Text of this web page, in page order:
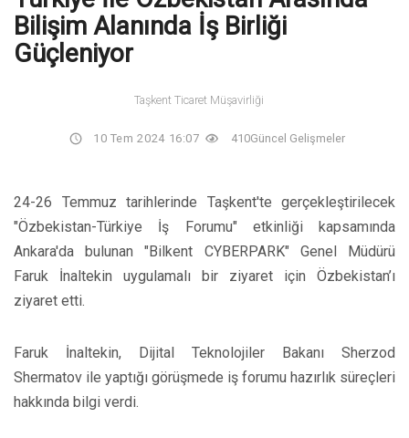
Bilişim Alanında İş Birliği
Güçleniyor
Taşkent Ticaret Müşavirliği
10 Tem 2024 16:07 410Güncel Gelişmeler
24-26 Temmuz tarihlerinde Taşkent'te gerçekleştirilecek
"Özbekistan-Türkiye İş Forumu" etkinliği kapsamında
Ankara'da bulunan "Bilkent CYBERPARK" Genel Müdürü
Faruk İnaltekin uygulamalı bir ziyaret için Özbekistan’ı
ziyaret etti.
Faruk İnaltekin, Dijital Teknolojiler Bakanı Sherzod
Shermatov ile yaptığı görüşmede iş forumu hazırlık süreçleri
hakkında bilgi verdi.